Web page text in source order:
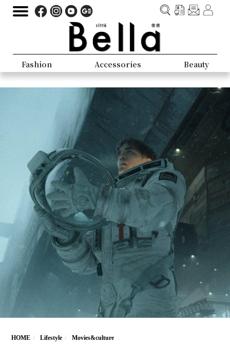
Fashion Accessories Beauty
HOME Lifestyle Movies&culture